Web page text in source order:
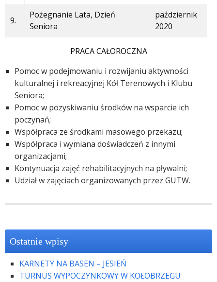
9.
Pożegnanie Lata, Dzień
Seniora
październik
2020
PRACA CAŁOROCZNA
Pomoc w podejmowaniu i rozwijaniu aktywności
kulturalnej i rekreacyjnej Kół Terenowych i Klubu
Seniora;
Pomoc w pozyskiwaniu środków na wsparcie ich
poczynań;
Współpraca ze środkami masowego przekazu;
Współpraca i wymiana doświadczeń z innymi
organizacjami;
Kontynuacja zajęć rehabilitacyjnych na pływalni;
Udział w zajęciach organizowanych przez GUTW.
Ostatnie wpisy
KARNETY NA BASEN – JESIEŃ
TURNUS WYPOCZYNKOWY W KOŁOBRZEGU